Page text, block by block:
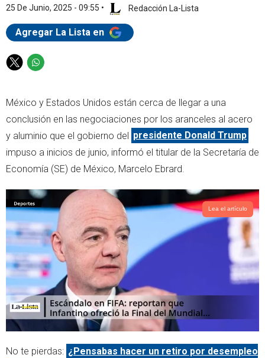
25 De Junio, 2025 - 09:55 • Redacción La-Lista
Agregar La Lista en
T
t
t
e
r
W
t
s
a
p
p
México y Estados Unidos están cerca de llegar a una
conclusión en las negociaciones por los aranceles al acero
y aluminio que el gobierno del presidente Donald Trump
impuso a inicios de junio, informó el titular de la Secretaría de
Economía (SE) de México, Marcelo Ebrard.
Lea el artículo
No te pierdas: ¿Pensabas hacer un retiro por desempleo